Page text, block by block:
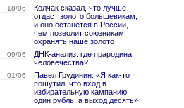
18/06
Колчак сказал, что лучше
отдаст золото большевикам,
и оно останется в России,
чем позволит союзникам
охранять наше золото
09/06
ДНК-анализ: где прародина
человечества?
01/06
Павел Грудинин. «Я как-то
пошутил, что вход в
избирательную кампанию
один рубль, а выход десять»